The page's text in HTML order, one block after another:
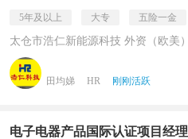
5年及以上 大专 五险一金
太仓市浩仁新能源科技 外资（欧美）
田均娣 HR 刚刚活跃
电子电器产品国际认证项目经理